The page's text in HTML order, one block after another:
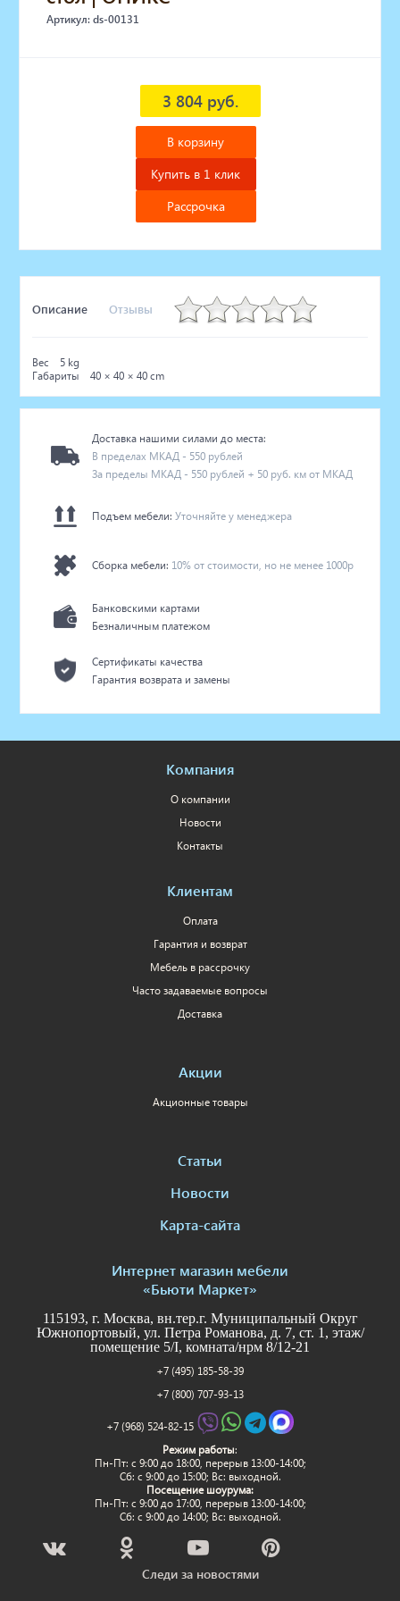
Артикул: ds-00131
3 804 руб.
В корзину
Купить в 1 клик
Рассрочка
Описание Отзывы
Вес 5 kg
Габариты 40 × 40 × 40 cm
Доставка нашими силами до места:
В пределах МКАД - 550 рублей
За пределы МКАД - 550 рублей + 50 руб. км от МКАД
Подъем мебели:Уточняйте у менеджера
Сборка мебели: 10% от стоимости, но не менее 1000р
Банковскими картами
Безналичным платежом
Сертификаты качества
Гарантия возврата и замены
Компания
О компании
Новости
Контакты
Клиентам
Оплата
Гарантия и возврат
Мебель в рассрочку
Часто задаваемые вопросы
Доставка
Акции
Акционные товары
Статьи
Новости
Карта-сайта
Интернет магазин мебели
«Бьюти Маркет»
115193, г. Москва, вн.тер.г. Муниципальный Округ
Южнопортовый, ул. Петра Романова, д. 7, ст. 1, этаж/
помещение 5/I, комната/нрм 8/12-21
+7 (495) 185-58-39
+7 (800) 707-93-13
+7 (968) 524-82-15
Режим работы:
Пн-Пт: c 9:00 до 18:00, перерыв 13:00-14:00;
Сб: с 9:00 до 15:00; Вс: выходной.
Посещение шоурума:
Пн-Пт: c 9:00 до 17:00, перерыв 13:00-14:00;
Сб: с 9:00 до 14:00; Вс: выходной.
Следи за новостями